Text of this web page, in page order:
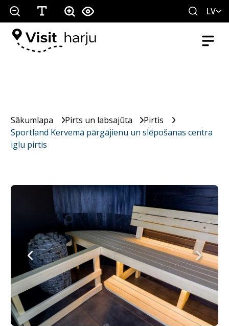
LV
Sākumlapa Pirts un labsajūta
Pirtis
Sportland Kervemā pārgājienu un slēpošanas centra
iglu pirtis